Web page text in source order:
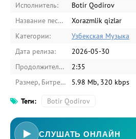
Исполнитель:
Botir Qodirov
Название песни:
Xorazmlik qizlar
Категории:
Узбекская Музыка
Дата релиза:
2026-05-30
Продолжительность:
2:35
Размер, Битрейт:
5.98 Mb, 320 kbps
Теги: Botir Qodirov
СЛУШАТЬ ОНЛАЙН